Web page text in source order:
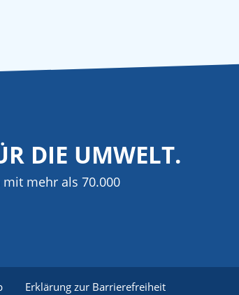
DIE UMWELT.
mehr als 70.000
Erklärung zur Barrierefreiheit